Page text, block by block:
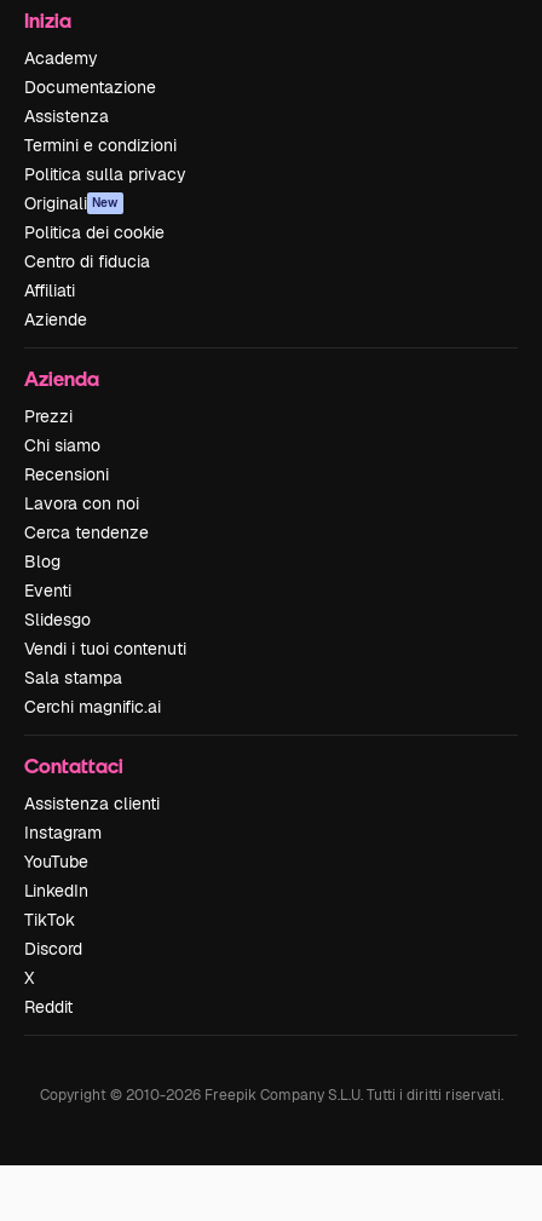
Inizia
Academy
Documentazione
Assistenza
Termini e condizioni
Politica sulla privacy
Originali New
Politica dei cookie
Centro di fiducia
Affiliati
Aziende
Azienda
Prezzi
Chi siamo
Recensioni
Lavora con noi
Cerca tendenze
Blog
Eventi
Slidesgo
Vendi i tuoi contenuti
Sala stampa
Cerchi magnific.ai
Contattaci
Assistenza clienti
Instagram
YouTube
LinkedIn
TikTok
Discord
X
Reddit
Copyright © 2010-2026Freepik Company S.L.U. Tutti i diritti riservati.